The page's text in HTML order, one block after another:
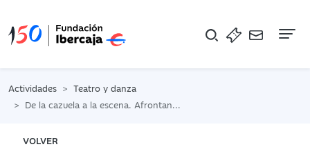
Actividades
Teatro y danza
De la cazuela a la escena. Afrontando el verano con humor
VOLVER